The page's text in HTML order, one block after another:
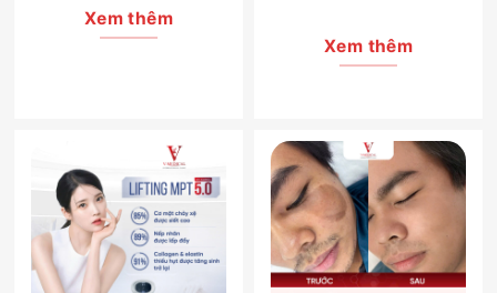
Xem thêm
Xem thêm